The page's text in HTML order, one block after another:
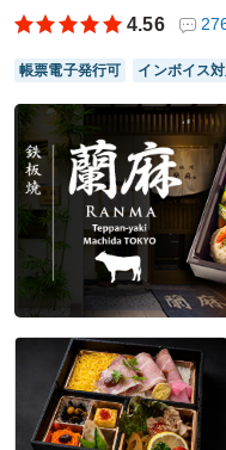
ご利用シーン：－
神奈川県相模原市緑区西橋
ベアーズランチの口コミ
4.56
帳票電子発行可 インボイス